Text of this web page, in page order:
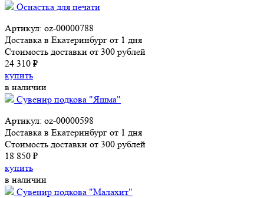
Оснастка для печати
Артикул: oz-00000788
Доставка в Екатеринбург от 1 дня
Стоимость доставки от 300 рублей
24 310 ₽
купить
в наличии
Сувенир подкова "Яшма"
Артикул: oz-00000598
Доставка в Екатеринбург от 1 дня
Стоимость доставки от 300 рублей
18 850 ₽
купить
в наличии
Сувенир подкова "Малахит"